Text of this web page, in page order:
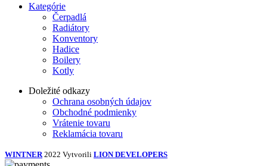
Kategórie
Čerpadlá
Radiátory
Konventory
Hadice
Boilery
Kotly
Doležité odkazy
Ochrana osobných údajov
Obchodné podmienky
Vrátenie tovaru
Reklamácia tovaru
WINTNER 2022 Vytvorili LION DEVELOPERS